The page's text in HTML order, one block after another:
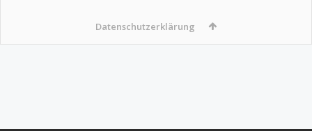
Datenschutzerklärung